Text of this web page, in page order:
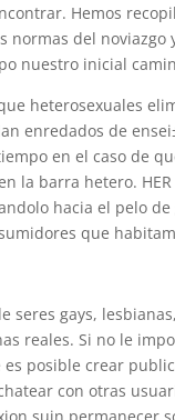
Hemos
del
nuestro inicial
heterosexuales
enredados de
en el caso de
la barra hetero.
hacia el pelo
que
gays,
reales. Si no le
posible crear
con otras